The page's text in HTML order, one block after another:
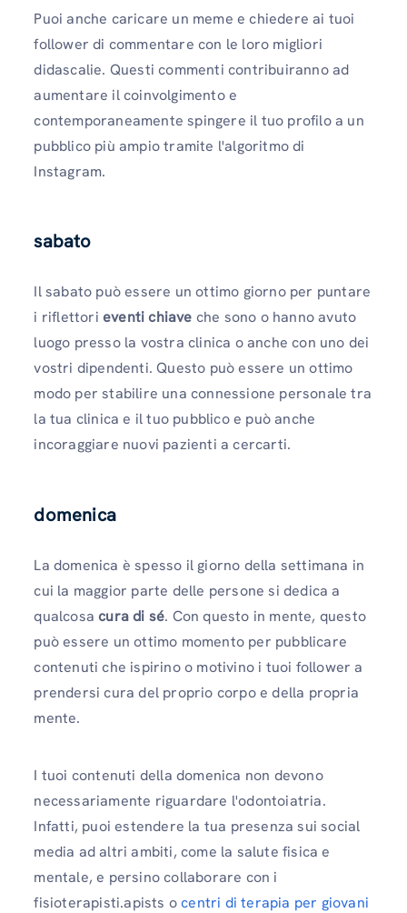
Puoi anche caricare un meme e chiedere ai tuoi
follower di commentare con le loro migliori
didascalie. Questi commenti contribuiranno ad
aumentare il coinvolgimento e
contemporaneamente spingere il tuo profilo a un
pubblico più ampio tramite l'algoritmo di
Instagram.
sabato
Il sabato può essere un ottimo giorno per puntare
i riflettori eventi chiave che sono o hanno avuto
luogo presso la vostra clinica o anche con uno dei
vostri dipendenti. Questo può essere un ottimo
modo per stabilire una connessione personale tra
la tua clinica e il tuo pubblico e può anche
incoraggiare nuovi pazienti a cercarti.
domenica
La domenica è spesso il giorno della settimana in
cui la maggior parte delle persone si dedica a
qualcosacura di sé. Con questo in mente, questo
può essere un ottimo momento per pubblicare
contenuti che ispirino o motivino i tuoi follower a
prendersi cura del proprio corpo e della propria
mente.
I tuoi contenuti della domenica non devono
necessariamente riguardare l'odontoiatria.
Infatti, puoi estendere la tua presenza sui social
media ad altri ambiti, come la salute fisica e
mentale, e persino collaborare con i
fisioterapisti.apists ocentri di terapia per giovani